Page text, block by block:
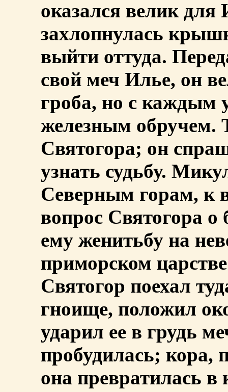
оказался велик
захлопнулась
выйти оттуда.
свой меч Илье, он
гроба, но с каждым
железным обручем.
Святогора; он
узнать судьбу.
Северным горам, к
вопрос Святогора о
ему женитьбу на
приморском
Святогор поехал
гноище, положил
ударил ее в грудь
пробудилась;
она превратилась в